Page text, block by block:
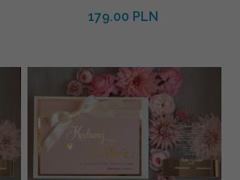
179.00 PLN